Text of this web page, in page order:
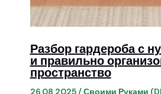
Разбор гардероба с
и правильно
пространство
26.08.2025/Своими Руками